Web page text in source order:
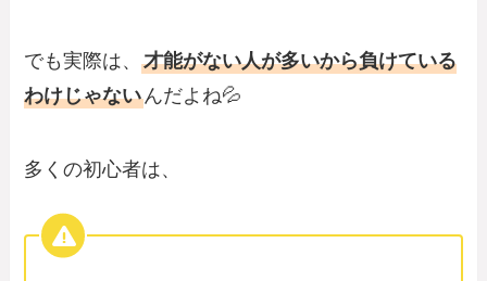
でも実際は、才能がない人が多いから負けている
わけじゃないんだよね💦
多くの初心者は、